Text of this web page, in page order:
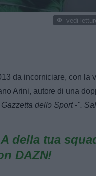
vedi
da incorniciare, con la
Arini, autore di una
Gazzetta dello Sport -".
della tua
DAZN!